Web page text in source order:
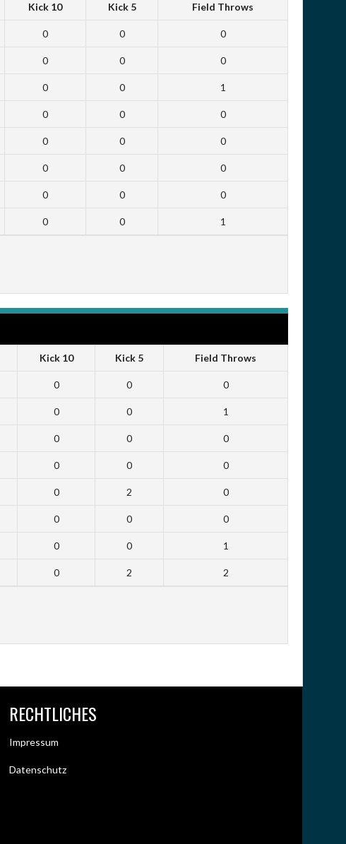
Kick 10 Kick 5 Field Throws
0 0 0
0 0 0
0 0 1
0 0 0
0 0 0
0 0 0
0 0 0
0 0 1
Kick 10 Kick 5 Field Throws
0 0 0
0 0 1
0 0 0
0 0 0
0 2 0
0 0 0
0 0 1
0 2 2
RECHTLICHES
Impressum
Datenschutz